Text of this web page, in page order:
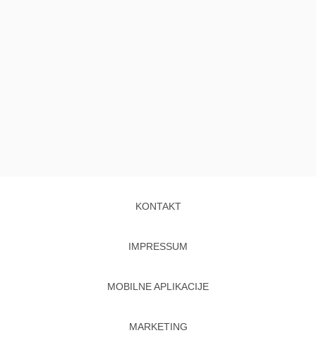
KONTAKT
IMPRESSUM
MOBILNE APLIKACIJE
MARKETING